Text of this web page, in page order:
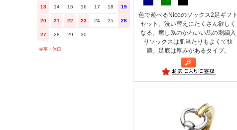
13 14 15 16 17 18 19
20 21 22 23 24 25 26
27 28 29 30
赤字＝休日
色で遊べるNicoのソックス2足ギフト
セット。洗い替えにたくさん欲しく
なる。癒し系のかわいい馬の刺繍入
りソックスは肌当たりもよくて快
適。足底は厚みがあるタイプ。